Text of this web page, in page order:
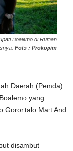
Boalemo di Rumah
Foto : Prokopim
Daerah (Pemda)
yang
Gorontalo Mart And
disambut